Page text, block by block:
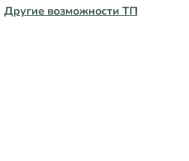
Другие возможности ТП